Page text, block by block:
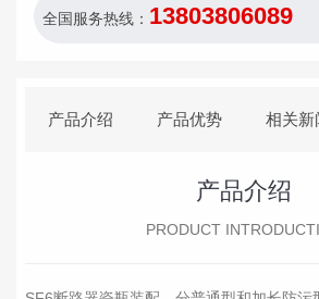
全国服务热线： 13803806089
产品介绍 产品优势 相关新
产品介绍
PRODUCT